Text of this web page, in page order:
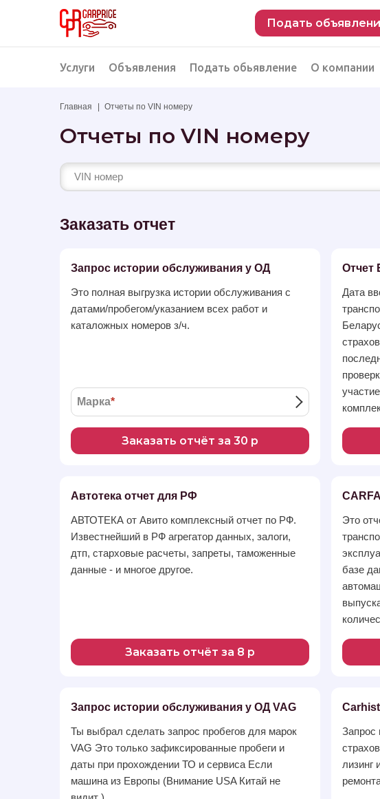
Подать
Услуги
Подбор автомобиля
Подбор автомобиля из Российской Федерации
Подбор автомобиля из Европы
Проверка автомобиля перед покупкой
Объявления Подать обьявление
Разместить объявление о продаже
О компании
Главная Отчеты по VIN номеру
Отчеты по VIN номеру
Заказать отчет
Запрос истории обслуживания у ОД
Это полная выгрузка истории обслуживания с
датами/пробегом/указанием всех работ и
каталожных номеров з/ч.
Марка*
Заказать отчёт за 30 р
Отчет
Дата
Автотека отчет для РФ
АВТОТЕКА от Авито комплексный отчет по РФ.
Известнейший в РФ агрегатор данных, залоги,
дтп, старховые расчеты, запреты, таможенные
данные - и многое другое.
Заказать отчёт за 8 р
Это
базе
Запрос истории обслуживания у ОД VAG
Ты выбрал сделать запрос пробегов для марок
VAG Это только зафиксированные пробеги и
даты при прохождении ТО и сервиса Если
машина из Европы (Внимание USA Китай не
Запрос
лизинг